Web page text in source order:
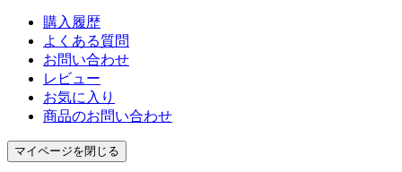
購入履歴
よくある質問
お問い合わせ
レビュー
お気に入り
商品のお問い合わせ
マイページを閉じる